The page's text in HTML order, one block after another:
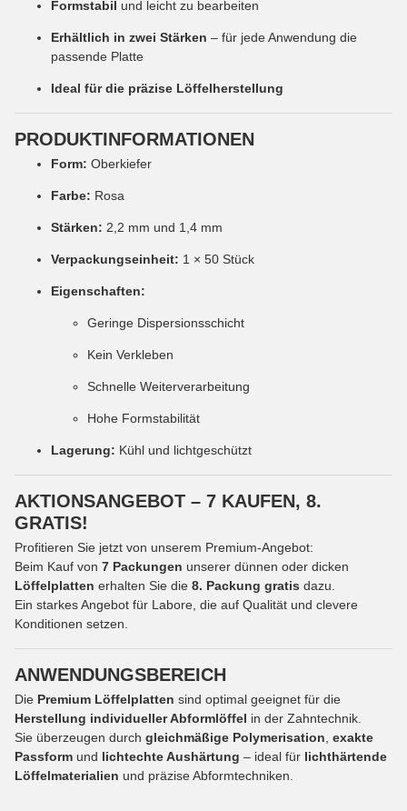
Formstabil und leicht zu bearbeiten
Erhältlich in zwei Stärken – für jede Anwendung die
passende Platte
Ideal für die präzise Löffelherstellung
PRODUKTINFORMATIONEN
Form: Oberkiefer
Farbe: Rosa
Stärken: 2,2 mm und 1,4 mm
Verpackungseinheit: 1 × 50 Stück
Eigenschaften:
Geringe Dispersionsschicht
Kein Verkleben
Schnelle Weiterverarbeitung
Hohe Formstabilität
Lagerung: Kühl und lichtgeschützt
AKTIONSANGEBOT – 7 KAUFEN, 8.
GRATIS!
Profitieren Sie jetzt von unserem Premium-Angebot:
Beim Kauf von 7 Packungen unserer dünnen oder dicken
Löffelplatten erhalten Sie die 8. Packung gratis dazu.
Ein starkes Angebot für Labore, die auf Qualität und clevere
Konditionen setzen.
ANWENDUNGSBEREICH
Die Premium Löffelplatten sind optimal geeignet für die
Herstellung individueller Abformlöffel in der Zahntechnik.
Sie überzeugen durch gleichmäßige Polymerisation exakte
Passform und lichtechte Aushärtung – ideal für lichthärtende
Löffelmaterialien und präzise Abformtechniken.